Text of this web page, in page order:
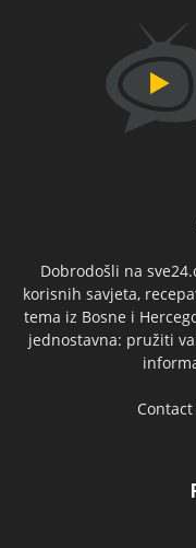
Dobrodošli na
korisnih savjeta,
tema iz Bosne i
jednostavna: pružiti